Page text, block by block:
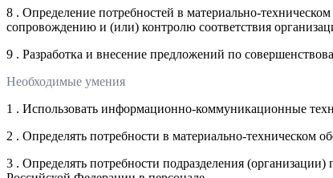
8 . Определение потребностей в материально-
сопровождению и (или) контролю соответствия
9 . Разработка и внесение предложений по
Необходимые умения
1 . Использовать информационно-коммуникационные
2 . Определять потребности в материально-техническом
3 . Определять потребности подразделения